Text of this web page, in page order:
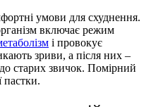
умови для схуднення.
включає режим
і провокує
зриви, а після них –
старих звичок. Помірний
пастки.